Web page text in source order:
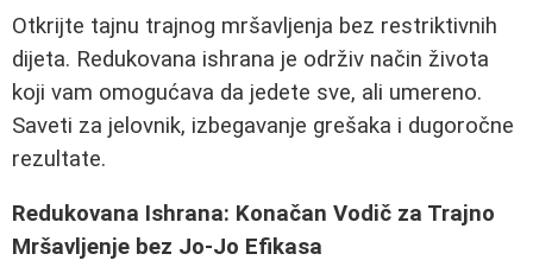
Otkrijte tajnu trajnog mršavljenja bez restriktivnih
dijeta. Redukovana ishrana je održiv način života
koji vam omogućava da jedete sve, ali umereno.
Saveti za jelovnik, izbegavanje grešaka i dugoročne
rezultate.
Redukovana Ishrana: Konačan Vodič za Trajno
Mršavljenje bez Jo-Jo Efikasa